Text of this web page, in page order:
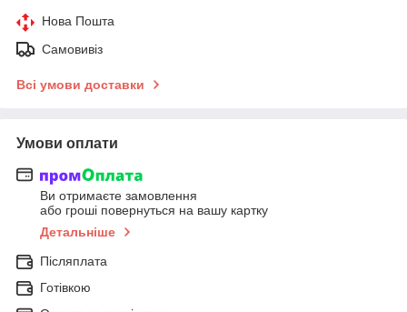
Нова Пошта
Самовивіз
Всі умови доставки
Умови оплати
Ви отримаєте замовлення
або гроші повернуться на вашу картку
Детальніше
Післяплата
Готівкою